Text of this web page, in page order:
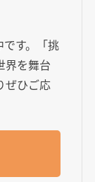
す。「挑
界を舞台
ぜひご応